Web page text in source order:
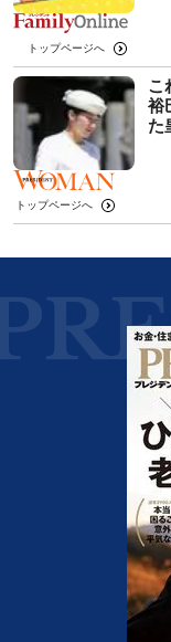
トップページへ
こ
裕
た
トップページへ